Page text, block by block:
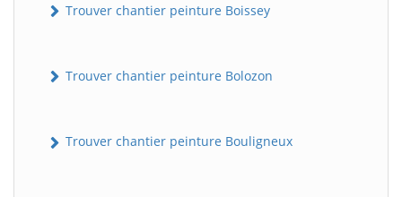
Trouver chantier peinture Boissey
Trouver chantier peinture Bolozon
Trouver chantier peinture Bouligneux